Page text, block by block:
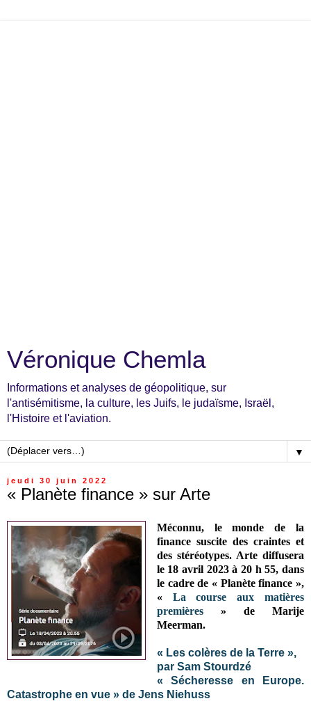
Véronique Chemla
Informations et analyses de géopolitique, sur
l'antisémitisme, la culture, les Juifs, le judaïsme, Israël,
l'Histoire et l'aviation.
▼
jeudi 30 juin 2022
« Planète finance » sur Arte
Méconnu, le monde de la
finance suscite des craintes et
des stéréotypes. Arte diffusera
le 18 avril 2023 à 20 h 55, dans
le cadre de « Planète finance »,
« La course aux matières
premières» de Marije
Meerman.
« Les colères de la Terre »,
par Sam Stourdzé
« Sécheresse en Europe.
Catastrophe en vue » de Jens Niehuss